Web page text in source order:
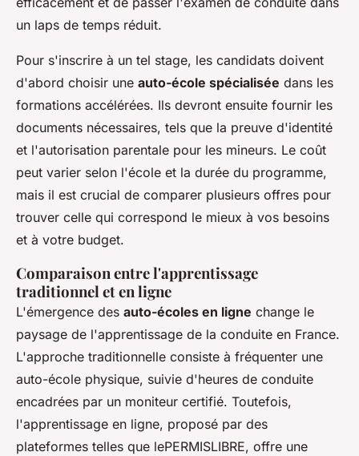
un laps de temps réduit.
Pour s'inscrire à un tel stage, les candidats doivent
d'abord choisir une auto-école spécialisée dans les
formations accélérées. Ils devront ensuite fournir les
documents nécessaires, tels que la preuve d'identité
et l'autorisation parentale pour les mineurs. Le coût
peut varier selon l'école et la durée du programme,
mais il est crucial de comparer plusieurs offres pour
trouver celle qui correspond le mieux à vos besoins
et à votre budget.
Comparaison entre l'apprentissage
traditionnel et en ligne
L'émergence des auto-écoles en ligne change le
paysage de l'apprentissage de la conduite en France.
L'approche traditionnelle consiste à fréquenter une
auto-école physique, suivie d'heures de conduite
encadrées par un moniteur certifié. Toutefois,
l'apprentissage en ligne, proposé par des
plateformes telles que lePERMISLIBRE, offre une